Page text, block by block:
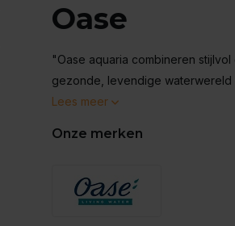
Oase
"Oase aquaria combineren
gezonde, levendige
Lees meer
Onze merken